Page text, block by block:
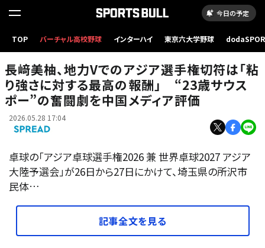
今日の予定
TOP バーチャル高校野球 インターハイ 東京六大学野球
ー”の奮闘劇を中国メディア評価
長﨑美柚、地力Vでのアジア選手権切符は「粘
り強さに対する最高の報酬」 “23歳サウス
ポー”の奮闘劇を中国メディア評価
2026.05.28 17:04
卓球の「アジア卓球選手権2026 兼 世界卓球2027 アジア
大陸予選会」が26日から27日にかけて、埼玉県の所沢市
民体…
記事全文を見る